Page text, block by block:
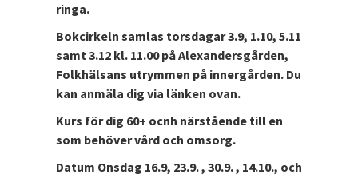
ringa.
Bokcirkeln samlas torsdagar 3.9, 1.10, 5.11
samt 3.12 kl. 11.00 på Alexandersgården,
Folkhälsans utrymmen på innergården. Du
kan anmäla dig via länken ovan.
Kurs för dig 60+ ocnh närstående till en
som behöver vård och omsorg.
Datum Onsdag 16.9, 23.9. , 30.9. , 14.10., och